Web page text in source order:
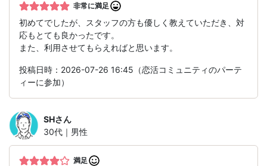
非常に満足
初めてでしたが、スタッフの方も優しく教えていただき、対
応もとても良かったです。
また、利用させてもらえればと思います。
投稿日時：2026-07-26 16:45（恋活コミュニティのパーテ
ィーに参加）
SHさん
30代｜男性
満足